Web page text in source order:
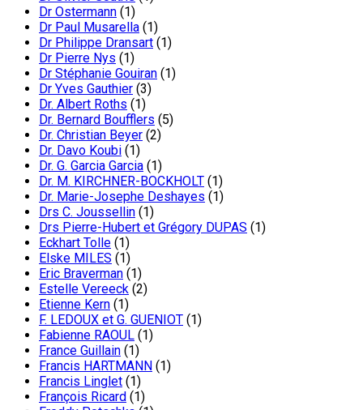
Dr Ostermann (1)
Dr Paul Musarella (1)
Dr Philippe Dransart (1)
Dr Pierre Nys (1)
Dr Stéphanie Gouiran (1)
Dr Yves Gauthier (3)
Dr. Albert Roths (1)
Dr. Bernard Boufflers (5)
Dr. Christian Beyer (2)
Dr. Davo Koubi (1)
Dr. G. Garcia Garcia (1)
Dr. M. KIRCHNER-BOCKHOLT (1)
Dr. Marie-Josephe Deshayes (1)
Drs C. Joussellin (1)
Drs Pierre-Hubert et Grégory DUPAS (1)
Eckhart Tolle (1)
Elske MILES (1)
Eric Braverman (1)
Estelle Vereeck (2)
Etienne Kern (1)
F. LEDOUX et G. GUENIOT (1)
Fabienne RAOUL (1)
France Guillain (1)
Francis HARTMANN (1)
Francis Linglet (1)
François Ricard (1)